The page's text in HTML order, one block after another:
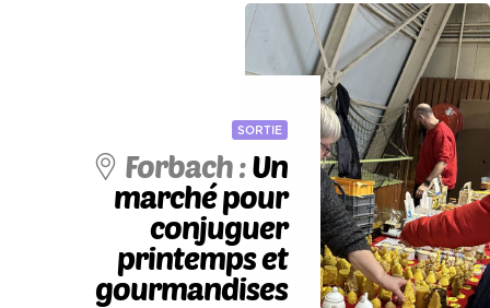
SORTIE
Forbach :Un
marché pour
conjuguer
printemps et
gourmandises